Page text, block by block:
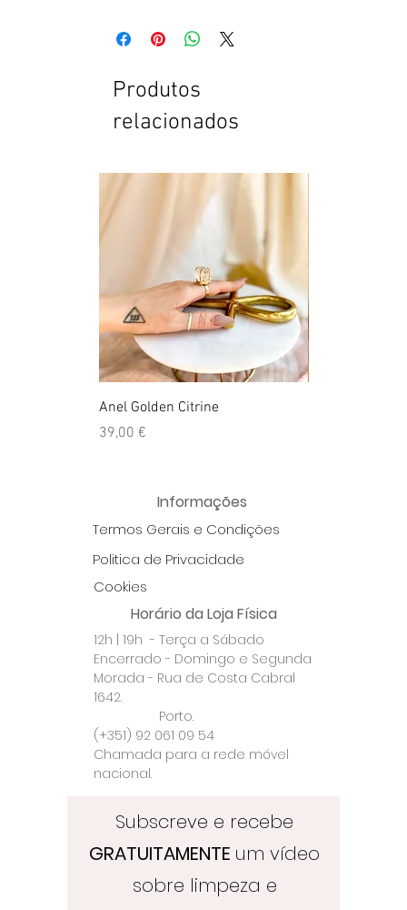
Produtos
relacionados
Anel Golden Citrine
Preço
39,00 €
Informações
Termos Gerais e Condições
Politica de Privacidade
Cookies
Horário da Loja Física
12h | 19h - Terça a Sábado
Encerrado - Domingo e Segunda
Morada - Rua de Costa Cabral
1642.
Porto.
(+351) 92 061 09 54
Chamada para a rede móvel
nacional.
Subscreve e recebe
GRATUITAMENTE um vídeo
sobre limpeza e